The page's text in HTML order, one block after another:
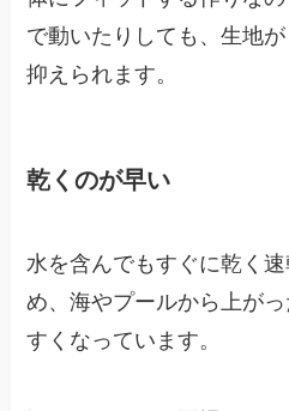
で動いたりしても、生地
抑えられます。
乾くのが早い
水を含んでもすぐに乾く
め、海やプールから上が
すくなっています。